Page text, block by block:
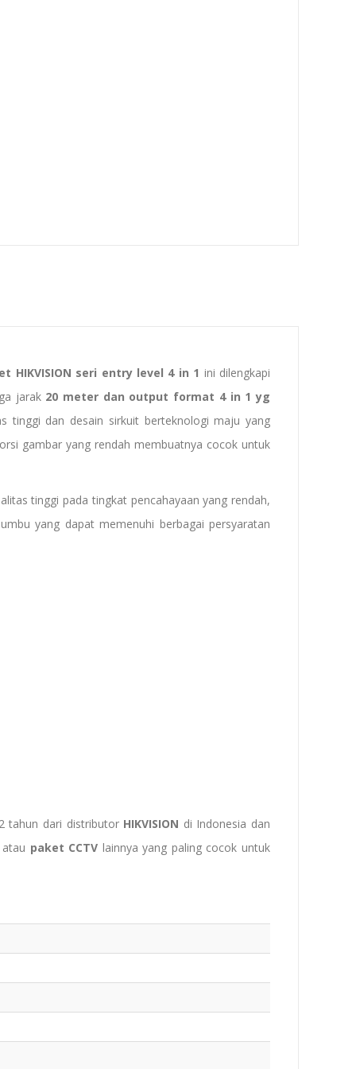
HIKVISION seri entry level 4 in 1 ini dilengkapi
jarak 20 meter dan output format 4 in 1 yg
tinggi dan desain sirkuit berteknologi maju yang
gambar yang rendah membuatnya cocok untuk
tinggi pada tingkat pencahayaan yang rendah,
yang dapat memenuhi berbagai persyaratan
tahun dari distributor HIKVISION di Indonesia dan
paket CCTV lainnya yang paling cocok untuk